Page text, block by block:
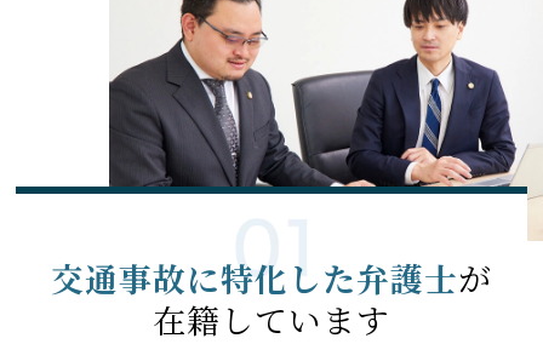
交通事故に特化した弁護士が
在籍しています